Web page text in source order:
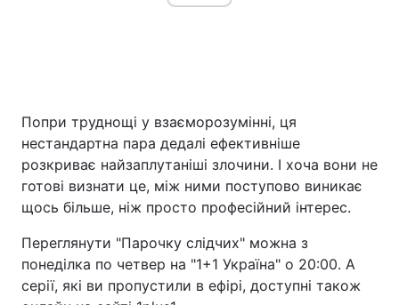
Попри труднощі у взаєморозумінні, ця
нестандартна пара дедалі ефективніше
розкриває найзаплутаніші злочини. І хоча вони не
готові визнати це, між ними поступово виникає
щось більше, ніж просто професійний інтерес.
Переглянути "Парочку слідчих" можна з
понеділка по четвер на "1+1 Україна" о 20:00. А
серії, які ви пропустили в ефірі, доступні також